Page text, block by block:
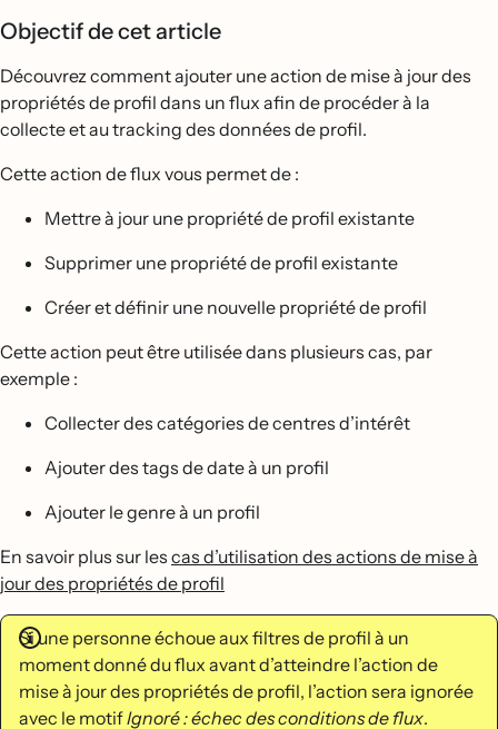
Objectif de cet article
Découvrez comment ajouter une action de mise à jour des
propriétés de profil dans un flux afin de procéder à la
collecte et au tracking des données de profil.
Cette action de flux vous permet de :
Mettre à jour une propriété de profil existante
Supprimer une propriété de profil existante
Créer et définir une nouvelle propriété de profil
Cette action peut être utilisée dans plusieurs cas, par
exemple :
Collecter des catégories de centres d’intérêt
Ajouter des tags de date à un profil
Ajouter le genre à un profil
En savoir plus sur les cas d’utilisation des actions de mise à
jour des propriétés de profil
Si une personne échoue aux filtres de profil à un
moment donné du flux avant d’atteindre l’action de
mise à jour des propriétés de profil, l’action sera ignorée
avec le motifIgnoré : échec des conditions de flux.